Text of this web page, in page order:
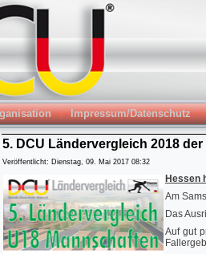
Impressum/Datenschutz
5. DCU Ländervergleich 2018
Veröffentlicht: Dienstag, 09. Mai 2017 08:32
Hessen
Am
Das
Auf gut